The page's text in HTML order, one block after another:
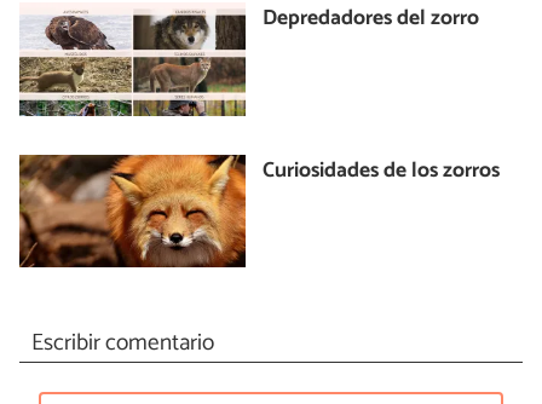
Depredadores del zorro
Curiosidades de los zorros
Escribir comentario